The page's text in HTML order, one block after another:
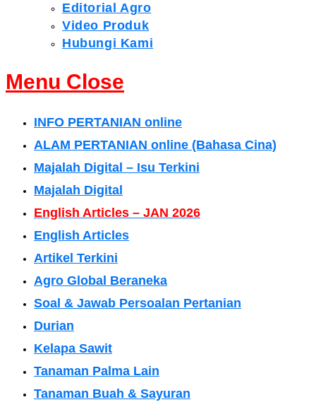
Editorial Agro
Video Produk
Hubungi Kami
Menu Close
INFO PERTANIAN online
ALAM PERTANIAN online (Bahasa Cina)
Majalah Digital – Isu Terkini
Majalah Digital
English Articles – JAN 2026
English Articles
Artikel Terkini
Agro Global Beraneka
Soal & Jawab Persoalan Pertanian
Durian
Kelapa Sawit
Tanaman Palma Lain
Tanaman Buah & Sayuran